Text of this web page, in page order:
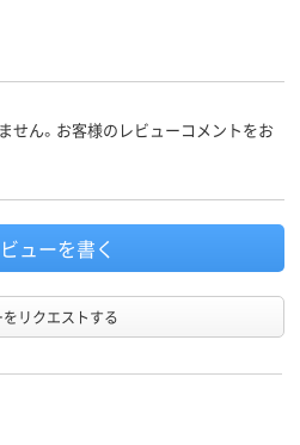
せん。お客様のレビューコメントをお
ューを書く
をリクエストする